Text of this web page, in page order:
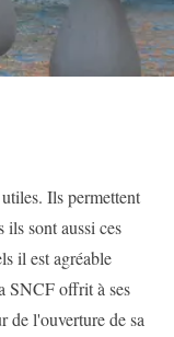
Ils permettent
ils sont aussi ces
il est agréable
SNCF offrit à ses
de l'ouverture de sa